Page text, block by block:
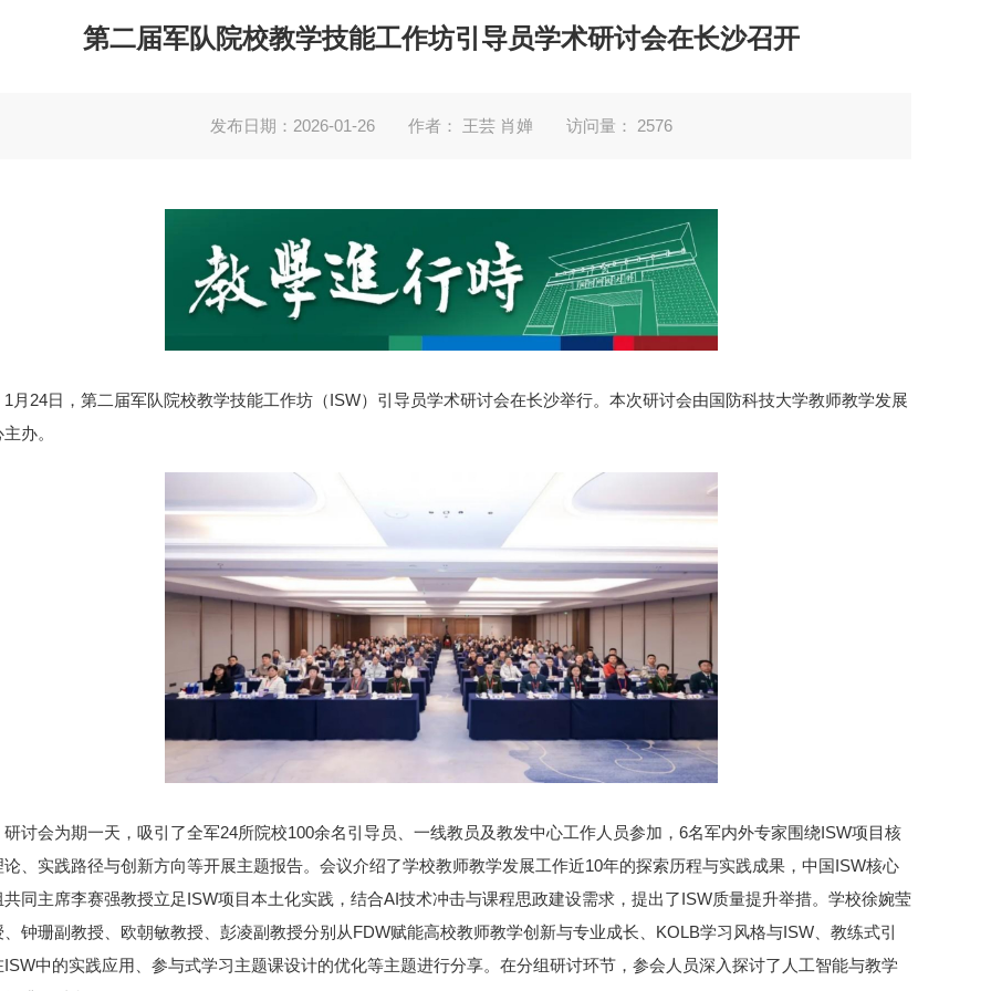
第二届军队院校教学技能工作坊引导员学术研讨会在长沙召开
发布日期：2026-01-26 作者： 王芸 肖婵 访问量： 2576
1月24日，第二届军队院校教学技能工作坊（ISW）引导员学术研讨会在长沙举行。本次研讨会由国防科技大学教师教学发展
办。
研讨会为期一天，吸引了全军24所院校100余名引导员、一线教员及教发中心工作人员参加，6名军内外专家围绕ISW项目核
论、实践路径与创新方向等开展主题报告。会议介绍了学校教师教学发展工作近10年的探索历程与实践成果，中国ISW核心
共同主席李赛强教授立足ISW项目本土化实践，结合AI技术冲击与课程思政建设需求，提出了ISW质量提升举措。学校徐婉莹
、钟珊副教授、欧朝敏教授、彭凌副教授分别从FDW赋能高校教师教学创新与专业成长、KOLB学习风格与ISW、教练式引
ISW中的实践应用、参与式学习主题课设计的优化等主题进行分享。在分组研讨环节，参会人员深入探讨了人工智能与教学